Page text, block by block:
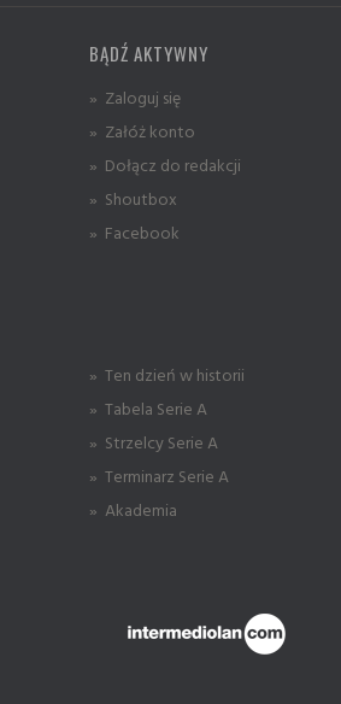
BĄDŹ AKTYWNY
» Zaloguj się
» Załóż konto
» Dołącz do redakcji
» Shoutbox
» Facebook
» Ten dzień w historii
» Tabela Serie A
» Strzelcy Serie A
» Terminarz Serie A
» Akademia